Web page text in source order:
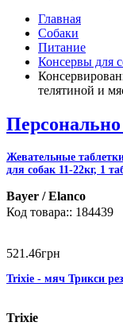
Главная
Собаки
Питание
Консервы для
телятиной и
Персонально
Жевательные
для собак 11-22кг, 1
Bayer / Elanco
184439
521 .46грн
Trixie - мяч Трикси
Trixie